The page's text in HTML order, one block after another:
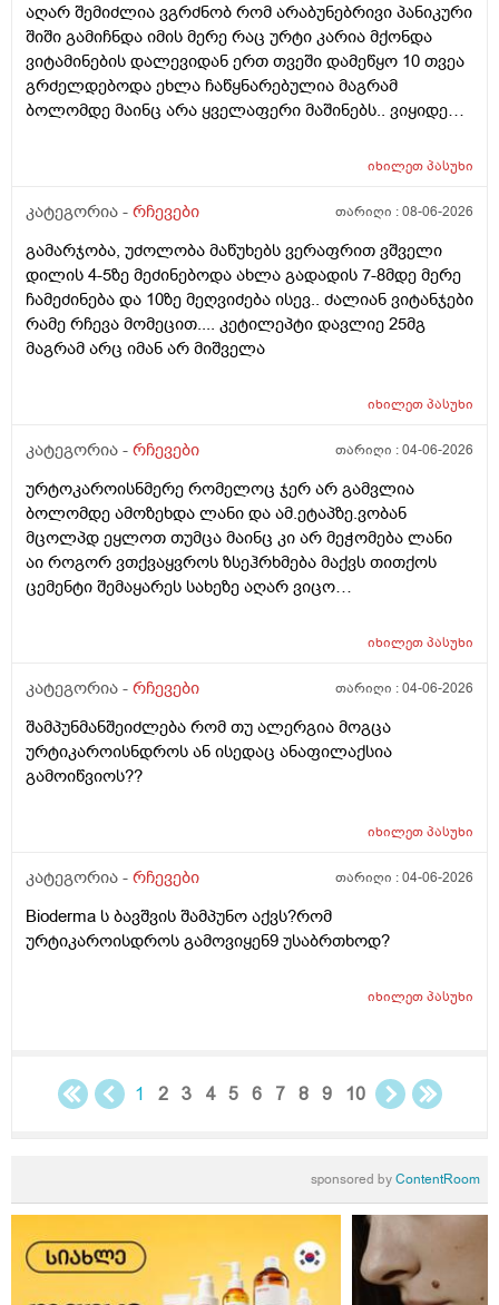
აღარ შემიძლია ვგრძნობ რომ არაბუნებრივი პანიკური
შიში გამიჩნდა იმის მერე რაც ურტი კარია მქონდა
ვიტამინების დალევიდან ერთ თვეში დამეწყო 10 თვეა
გრძელდებოდა ეხლა ჩაწყნარებულია მაგრამ
ბოლომდე მაინც არა ყველაფერი მაშინებს.. ვიყიდე
არა.მაშონ ანაფილაქსია ხომ არ მექმება?
ცუდათ ვხდებინშოშოსგან მარტო მაშინებს ეს
ონტელექტოც ანაფილაქსიას ახსენებს სულ დამამე
როზა
იხილეთპასუხი
კატეგორია - რჩევები თარიღი :08-06-2026
გამარჯობა, უძოლობა მაწუხებს ვერაფრით ვშველი
დილის 4-5ზე მეძინებოდა ახლა გადადის 7-8მდე მერე
ჩამეძინება და 10ზე მეღვიძება ისევ.. ძალიან ვიტანჯები
რამე რჩევა მომეცით.... კეტილეპტი დავლიე 25მგ
მაგრამ არც იმან არ მიშველა
იხილეთპასუხი
კატეგორია - რჩევები თარიღი :04-06-2026
ურტოკაროისნმერე რომელოც ჯერ არ გამვლია
ბოლომდე ამოზეხდა ლანი და ამ.ეტაპზე.ვობან
მცოლპდ ეყლოთ თუმცა მაინც კი არ მეჭომება ლანი
აი როგორ ვთქვაყვროს ზსეჰრხმება მაქვს თითქოს
ცემენტი შემაყარეს სახეზე აღარ ვიცო
წვალებაშო..სულ ბავშობიდან დღემდე ალისა საპონს
2036წელს.ვეღარ ბხმღობ.მცპლპდნეყალოც კი ესეთ
დამატენოანებელო ვერ მშველოს.პოროს დაბანოს
მერე 4ჯერ ვისმევ პატარა პატარა შიალედებში
ბიბჩენის დამცავ გვირილოს კრემს პანთენოლოთ რომ
უკბე არადა ჭიჭყიანია ხომ არ ვივლი.ჯერ წულოთ
ტამზე არვარ ასე.წყლოთაც კი ჩიმი წვაც მაქ აქა ოქ
სახეზე წამოერად.ბუნჩენსაც ბავშობიდან ვხმარობ
იხილეთპასუხი
კატეგორია - რჩევები თარიღი :04-06-2026
შამპუნმანშეიძლება რომ თუ ალერგია მოგცა
ურტიკაროისნდროს ან ისედაც ანაფილაქსია
გამოიწვიოს??
იხილეთპასუხი
კატეგორია - რჩევები თარიღი :04-06-2026
Bioderma ს ბავშვის შამპუნო აქვს?რომ
ურტიკაროისდროს გამოვიყენ9 უსაბრთხოდ?
იხილეთპასუხი
1 2 3 4 5 6 7 8 9 10
sponsored byContentRoom